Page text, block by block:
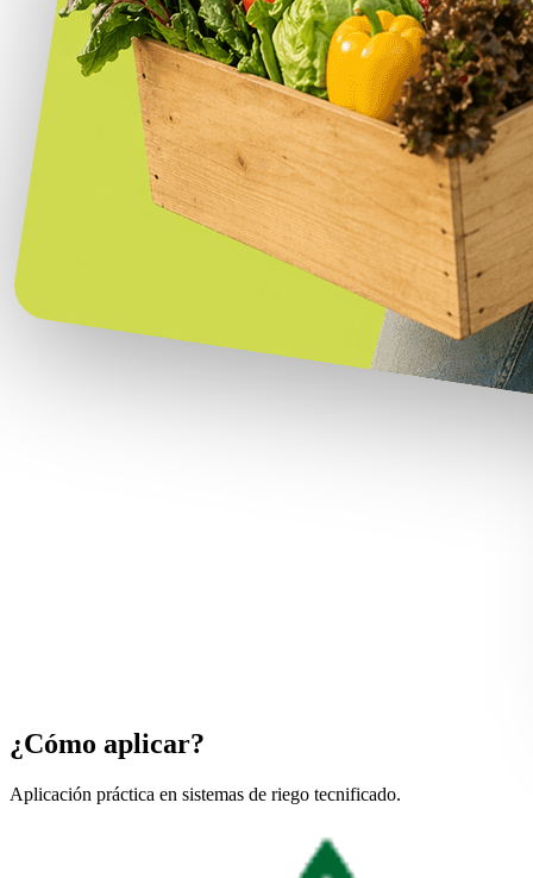
¿Cómo aplicar?
Aplicación práctica en sistemas de riego tecnificado.